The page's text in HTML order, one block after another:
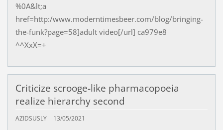
%0A&lt;a
href=http:/www.moderntimesbeer.com/blog/bringing-
the-funk?page=58]adult video[/url] ca979e8
^^XxX=+
Criticize scrooge-like pharmacopoeia
realize hierarchy second
AZIDSUSLY 13/05/2021